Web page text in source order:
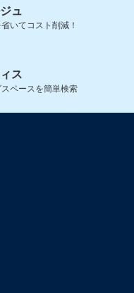
ュ
いてコスト削減！
ス
ペースを簡単検索